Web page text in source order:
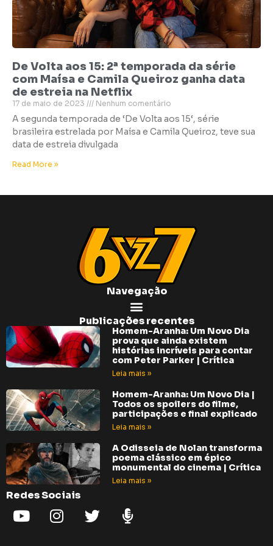
De Volta aos 15: 2ª temporada da série
com Maísa e Camila Queiroz ganha data
de estreia na Netflix
17 de maio de 2023 Nenhum comentário
A segunda temporada de ‘De Volta aos 15‘, série
brasileira estrelada por Maísa e Camila Queiroz, teve sua
data de estreia divulgada
Read More »
Navegação
Publicações recentes
Homem-Aranha: Um Novo Dia
prova que ainda existem
histórias incríveis para contar
com Peter Parker | Crítica
Leia mais »
Homem-Aranha: Um Novo Dia |
Todos os spoilers do filme,
participações e final explicado
Leia mais »
A Odisseia de Nolan transforma
poema clássico em épico
monumental do cinema | Crítica
Leia mais »
Redes Sociais